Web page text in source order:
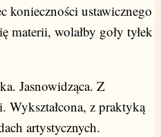
konieczności ustawicznego
materii, wolałby goły tyłek
Z
Wykształcona, z praktyką
artystycznych.